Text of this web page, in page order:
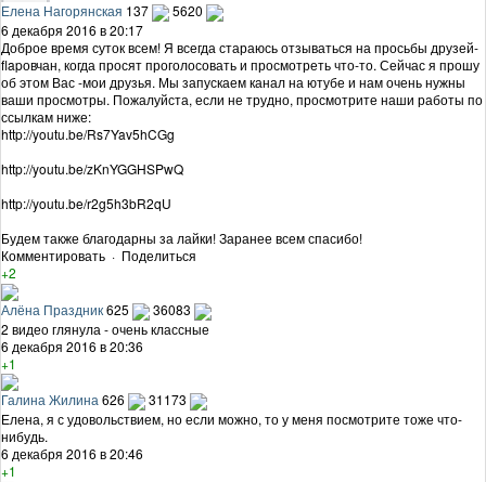
Елена Нагорянская 137
5620
6 декабря 2016 в 20:17
Доброе время суток всем! Я всегда стараюсь отзываться на просьбы друзей-
flapовчан, когда просят проголосовать и просмотреть что-то. Сейчас я прошу
об этом Вас -мои друзья. Мы запускаем канал на ютубе и нам очень нужны
ваши просмотры. Пожалуйста, если не трудно, просмотрите наши работы по
ссылкам ниже:
http://youtu.be/Rs7Yav5hCGg
http://youtu.be/zKnYGGHSPwQ
http://youtu.be/r2g5h3bR2qU
Будем также благодарны за лайки! Заранее всем спасибо!
Комментировать · Поделиться
+2
Алёна Праздник625
36083
2 видео глянула - очень классные
6 декабря 2016 в 20:36
+1
Галина Жилина626
31173
Елена, я с удовольствием, но если можно, то у меня посмотрите тоже что-
нибудь.
6 декабря 2016 в 20:46
+1